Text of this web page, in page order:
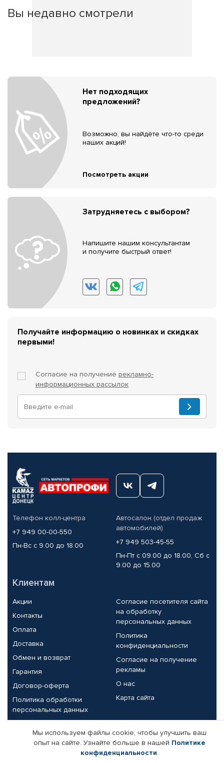
Вы недавно смотрели
Нет подходящих
предложений?
Возможно, вы найдёте что-то среди
наших акций!
Посмотреть акции
Затрудняетесь с выбором?
Напишите нашим консультантам
и получите быстрый ответ!
Получайте информацию о новинках и скидках
первыми!
Согласие на получение рекламно-
информационных рассылок
Телефон колл-центра
+7 949 00-00-550
Пн-Вс с 9.00 до 18.00
Автосалон (отдел продаж
автомобилей)
+7 949 503-45-55
Пн-Пт с 09.00 до 18.00, Сб с
9.00 до 15.00
Клиентам
Акции
Контакты
Оплата
Доставка
Обмен и возврат
Гарантия
Договор-оферта
Политика обработки
персональных данных
Согласие посетителя сайта
на обработку
персональных данных
Политика
конфиденциальности
Согласие на получение
рекламы
О нас
Карта сайта
Партнерам
Корпоративным клиентам
Реквизиты компании
Мы используем файлы cookie, чтобы улучшить ваш
опыт на сайте. Узнайте больше в нашей Политике
конфиденциальности.